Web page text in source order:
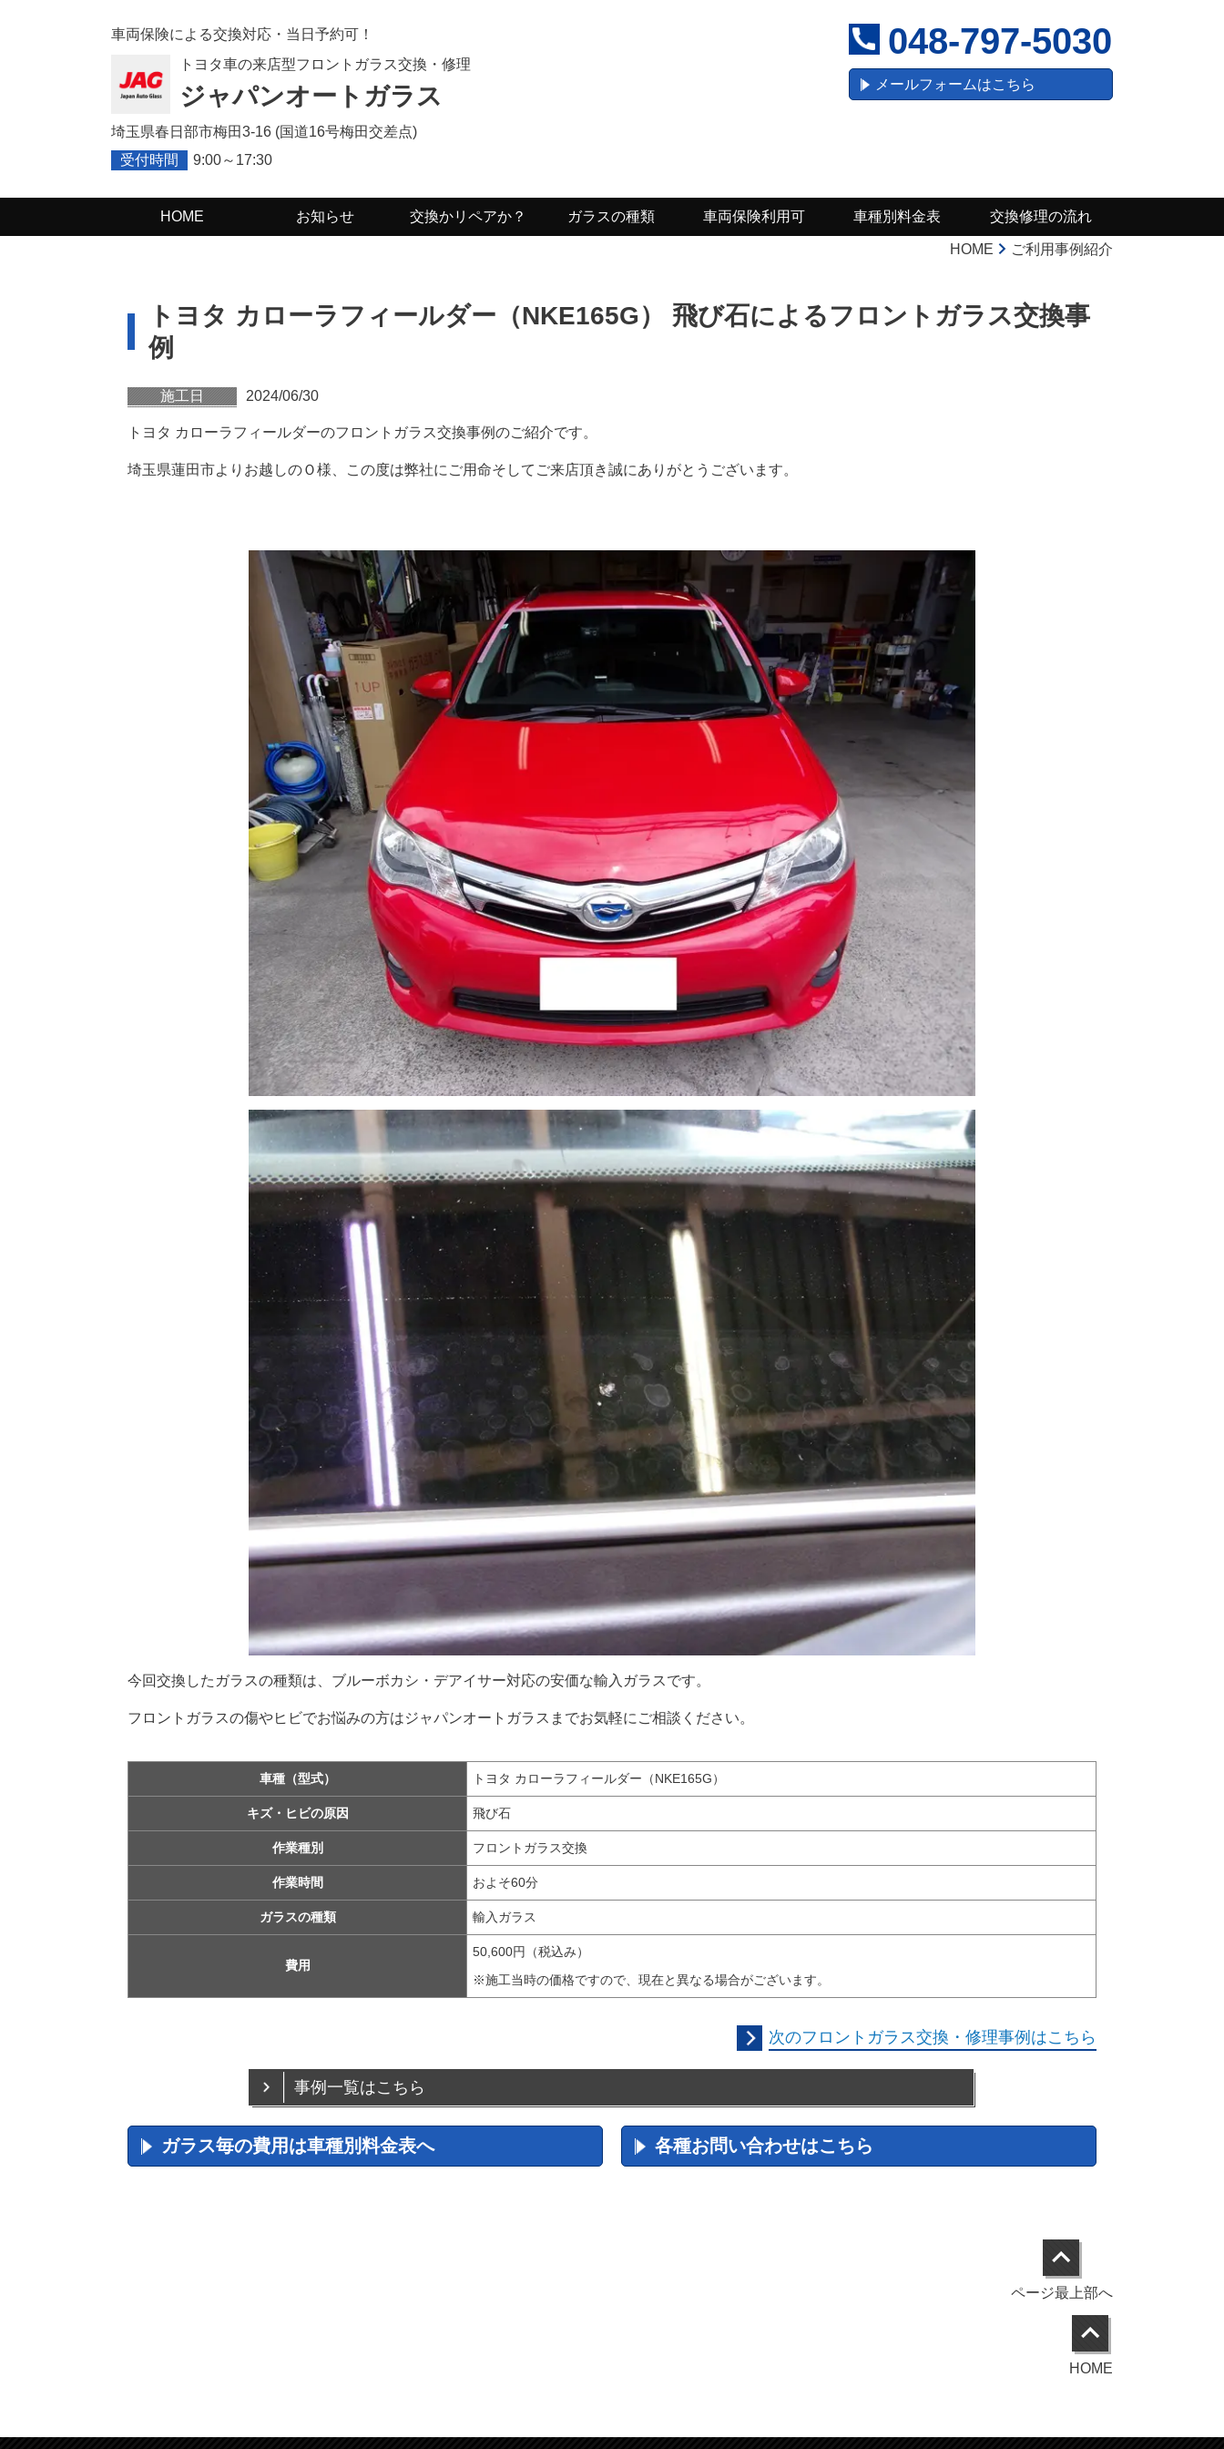
車両保険による交換対応・当日予約可！
トヨタ車の来店型フロントガラス交換・修理
ジャパンオートガラス
埼玉県春日部市梅田3-16 (国道16号梅田交差点)
受付時間
9:00～17:30
048-797-5030
メールフォームはこちら
HOME お知らせ 交換かリペアか？ ガラスの種類 車両保険利用可 車種別料金表 交換修理の流れ
HOME ご利用事例紹介
トヨタ カローラフィールダー（NKE165G） 飛び石によるフロントガラス交換事
例
施工日 2024/06/30
トヨタ カローラフィールダーのフロントガラス交換事例のご紹介です。
埼玉県蓮田市よりお越しのＯ様、この度は弊社にご用命そしてご来店頂き誠にありがとうございます。
今回交換したガラスの種類は、ブルーボカシ・デアイサー対応の安価な輸入ガラスです。
フロントガラスの傷やヒビでお悩みの方はジャパンオートガラスまでお気軽にご相談ください。
車種（型式） トヨタ カローラフィールダー（NKE165G）
キズ・ヒビの原因 飛び石
作業種別 フロントガラス交換
作業時間 およそ60分
ガラスの種類 輸入ガラス
費用
50,600円（税込み）
※施工当時の価格ですので、現在と異なる場合がございます。
次のフロントガラス交換・修理事例はこちら
事例一覧はこちら
ガラス毎の費用は車種別料金表へ 各種お問い合わせはこちら
ページ最上部へ
HOME